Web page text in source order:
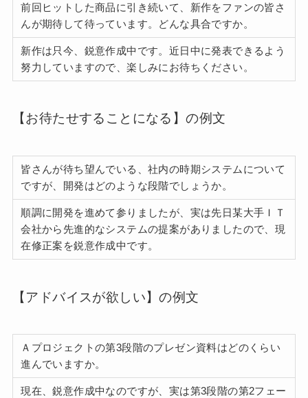
前回ヒットした商品に引き続いて、新作をファンの皆さ
んが期待して待っています。どんな具合ですか。
新作は只今、鋭意作成中です。近日中に発表できるよう
努力していますので、楽しみにお待ちください。
【お待たせすることになる】の例文
皆さんが待ち望んでいる、社内の時期システムについて
ですが、開発はどのような段階でしょうか。
順調に開発を進めて参りましたが、実は先日某大手ＩＴ
会社から先進的なシステムの提案がありましたので、現
在修正案を鋭意作成中です。
【アドバイスが欲しい】の例文
Ａプロジェクトの第3段階のプレゼン資料はどのくらい
進んでいますか。
現在、鋭意作成中なのですが、実は第3段階の第2フェー